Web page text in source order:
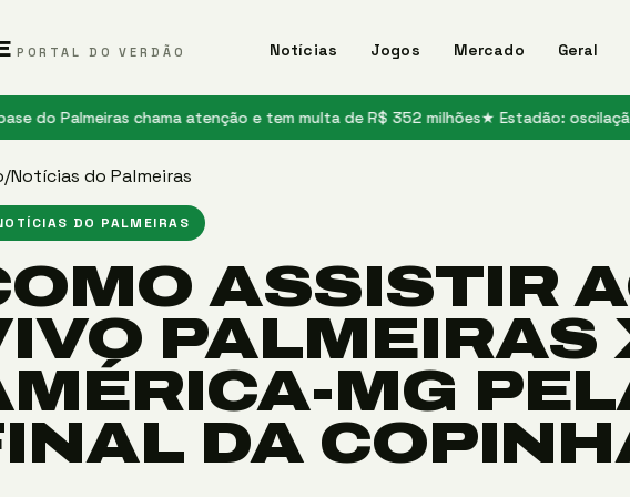
PORTAL DO VERDÃO Notícias Jogos Mercado Geral
chama atenção e tem multa de R$ 352 milhões★ Estadão: oscilação do
/Notícias do Palmeiras
DO PALMEIRAS
ASSISTIR
PALMEIRAS
MG
DA